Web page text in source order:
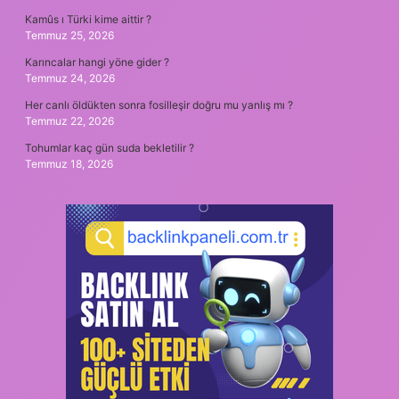
Kamûs ı Türki kime aittir ?
Temmuz 25, 2026
Karıncalar hangi yöne gider ?
Temmuz 24, 2026
Her canlı öldükten sonra fosilleşir doğru mu yanlış mı ?
Temmuz 22, 2026
Tohumlar kaç gün suda bekletilir ?
Temmuz 18, 2026